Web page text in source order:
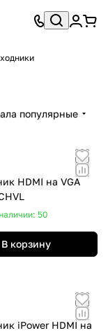
популярные
HDMI на VGA
50
В корзину
iPower HDMI на